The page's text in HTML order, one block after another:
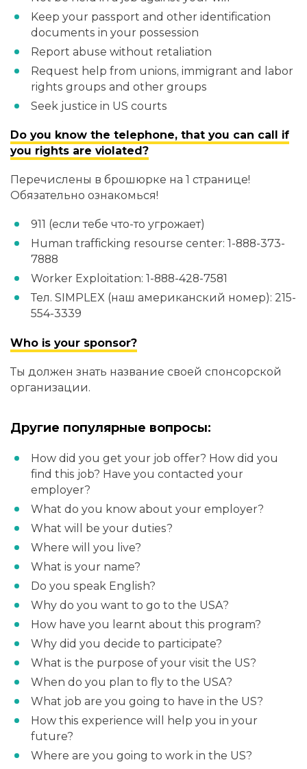
Keep your passport and other identification
documents in your possession
Report abuse without retaliation
Request help from unions, immigrant and labor
rights groups and other groups
Seek justice in US courts
Do you know the telephone, that you can call if
you rights are violated?
Перечислены в брошюрке на 1 странице!
Обязательно ознакомься!
911 (если тебе что-то угрожает)
Human trafficking resourse center: 1-888-373-
7888
Worker Exploitation: 1-888-428-7581
Тел. SIMPLEX (наш американский номер): 215-
554-3339
Who is your sponsor?
Ты должен знать название своей спонсорской
организации.
Другие популярные вопросы:
How did you get your job offer? How did you
find this job? Have you contacted your
employer?
What do you know about your employer?
What will be your duties?
Where will you live?
What is your name?
Do you speak English?
Why do you want to go to the USA?
How have you learnt about this program?
Why did you decide to participate?
What is the purpose of your visit the US?
When do you plan to fly to the USA?
What job are you going to have in the US?
How this experience will help you in your
future?
Where are you going to work in the US?